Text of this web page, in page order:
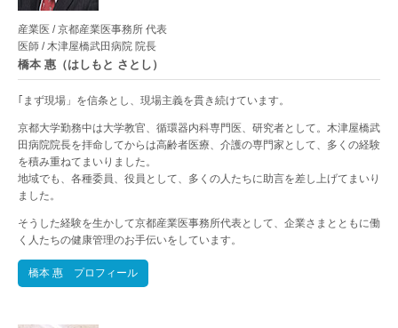
産業医 / 京都産業医事務所 代表
医師 / 木津屋橋武田病院 院長
橋本 惠（はしもと さとし）
｢まず現場」を信条とし、現場主義を貫き続けています。
京都大学勤務中は大学教官、循環器内科専門医、研究者として。木津屋橋武
田病院院長を拝命してからは高齢者医療、介護の専門家として、多くの経験
を積み重ねてまいりました。
地域でも、各種委員、役員として、多くの人たちに助言を差し上げてまいり
ました。
そうした経験を生かして京都産業医事務所代表として、企業さまとともに働
く人たちの健康管理のお手伝いをしています。
橋本 惠 プロフィール